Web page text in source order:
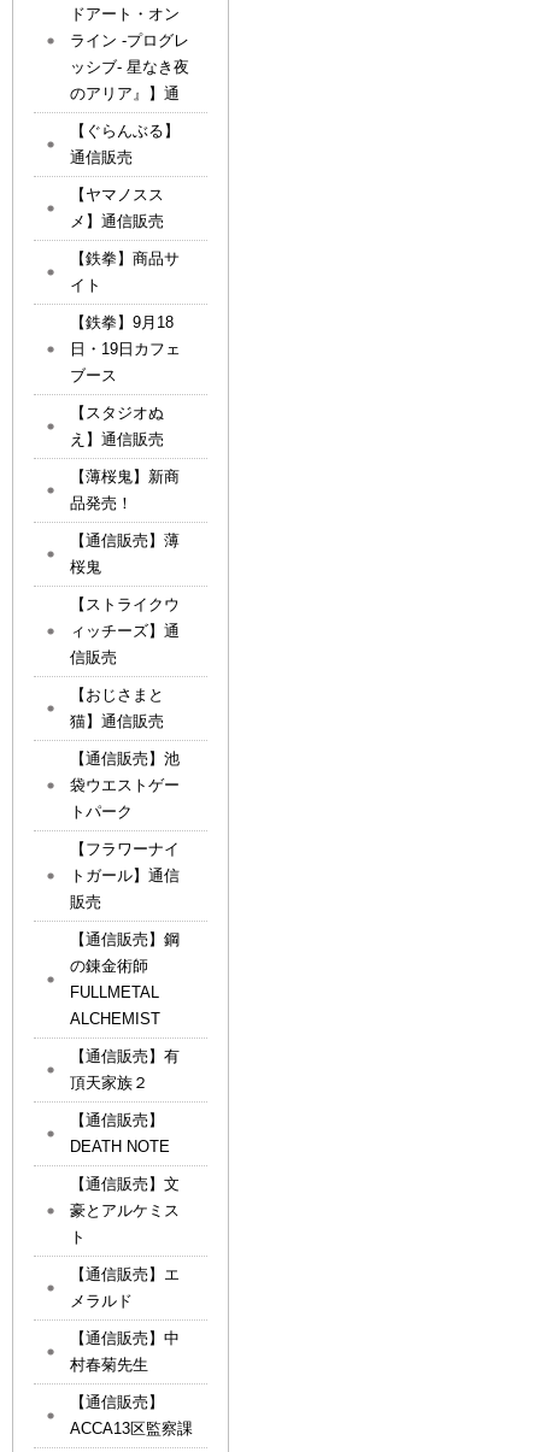
ドアート・オン
ライン -プログレ
ッシブ- 星なき夜
のアリア』】通
【ぐらんぶる】
通信販売
【ヤマノスス
メ】通信販売
【鉄拳】商品サ
イト
【鉄拳】9月18
日・19日カフェ
ブース
【スタジオぬ
え】通信販売
【薄桜鬼】新商
品発売！
【通信販売】薄
桜鬼
【ストライクウ
ィッチーズ】通
信販売
【おじさまと
猫】通信販売
【通信販売】池
袋ウエストゲー
トパーク
【フラワーナイ
トガール】通信
販売
【通信販売】鋼
の錬金術師
FULLMETAL
ALCHEMIST
【通信販売】有
頂天家族２
【通信販売】
DEATH NOTE
【通信販売】文
豪とアルケミス
ト
【通信販売】エ
メラルド
【通信販売】中
村春菊先生
【通信販売】
ACCA13区監察課